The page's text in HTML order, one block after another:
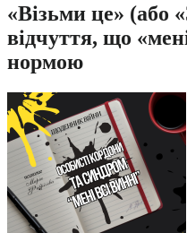
«Візьми це» (або
відчуття, що
нормою